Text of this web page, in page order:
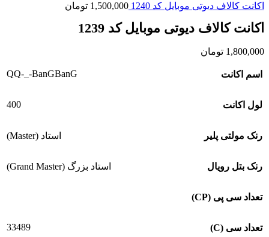
اکانت کالاف دیوتی موبایل کد 1240 1,500,000 تومان
اکانت کالاف دیوتی موبایل کد 1239
1,800,000 تومان
اسم اکانت QQ-_-BanGBanG
لول اکانت 400
رنک مولتی پلیر استاد (Master)
رنک بتل رویال استاد بزرگ (Grand Master)
تعداد سی پی (CP)
تعداد سی (C) 33489